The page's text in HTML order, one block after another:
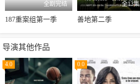
全剧完结
187重案组第一季
全13集
善地第二季
导演其他作品
4.0 0.0